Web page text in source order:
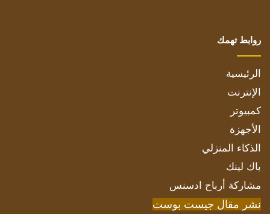
روابط تهمك
الرئيسية
الإنترنت
كمبيوتر
الأجهزة
الذكاء المنزلي
باك لينك
مشاركة أرباح ادسنس
نشر مقال جيست بوست